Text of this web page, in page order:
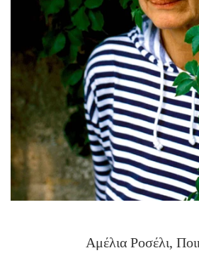
Αμέλια Ροσέλι,